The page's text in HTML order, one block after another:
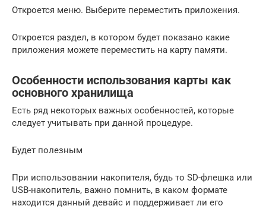
Откроется меню. Выберите переместить приложения.
Откроется раздел, в котором будет показано какие
приложения можете переместить на карту памяти.
Особенности использования карты как
основного хранилища
Есть ряд некоторых важных особенностей, которые
следует учитывать при данной процедуре.
Будет полезным
При использовании накопителя, будь то SD-флешка или
USB-накопитель, важно помнить, в каком формате
находится данный девайс и поддерживает ли его